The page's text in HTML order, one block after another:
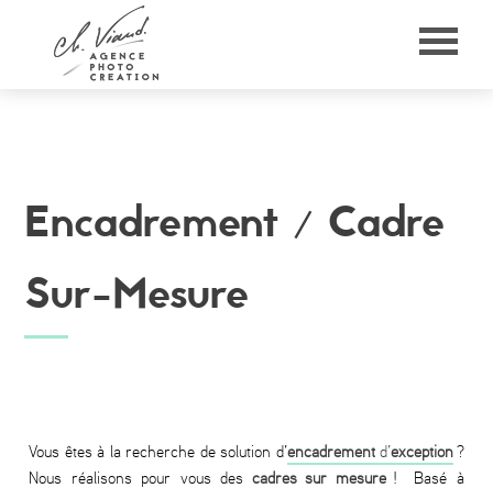
Encadrement / Cadre
Sur-Mesure
Vous êtes à la recherche de solution d’encadrementd’exception ?
Nous réalisons pour vous descadres sur mesure ! Basé à
Panneau de gestion des cookies